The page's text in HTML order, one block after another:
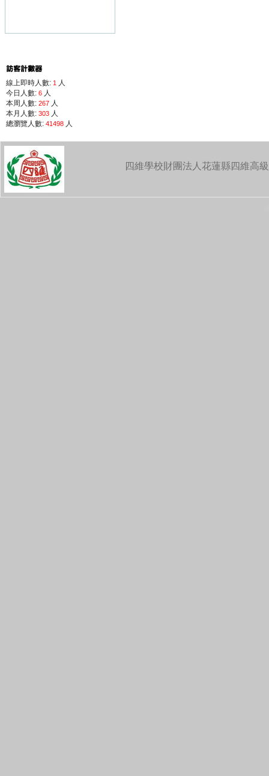
線上即時人數: 1 人
今日人數: 6 人
本周人數: 267 人
本月人數: 303 人
總瀏覽人數: 41498 人
四維學校財團法人花蓮縣四維高